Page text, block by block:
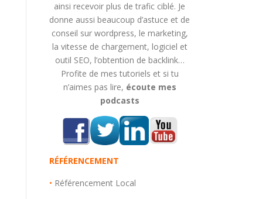
ainsi recevoir plus de trafic ciblé. Je
donne aussi beaucoup d’astuce et de
conseil sur wordpress, le marketing,
la vitesse de chargement, logiciel et
outil SEO, l’obtention de backlink…
Profite de mes tutoriels et si tu
n’aimes pas lire, écoute mes
podcasts
RÉFÉRENCEMENT
• Référencement Local